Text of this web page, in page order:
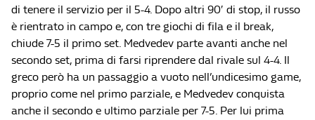
di tenere il servizio per il 5-4. Dopo altri 90′ di stop, il russo
è rientrato in campo e, con tre giochi di fila e il break,
chiude 7-5 il primo set. Medvedev parte avanti anche nel
secondo set, prima di farsi riprendere dal rivale sul 4-4. Il
greco però ha un passaggio a vuoto nell’undicesimo game,
proprio come nel primo parziale, e Medvedev conquista
anche il secondo e ultimo parziale per 7-5. Per lui prima